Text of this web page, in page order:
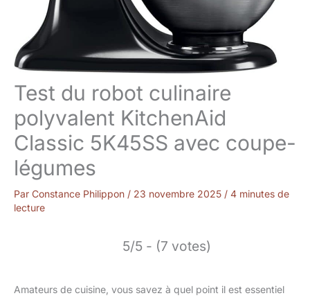
Test du robot culinaire
polyvalent KitchenAid
Classic 5K45SS avec coupe-
légumes
Par Constance Philippon / 23 novembre 2025 / 4 minutes de
lecture
5/5 - (7 votes)
Amateurs de cuisine, vous savez à quel point il est essentiel